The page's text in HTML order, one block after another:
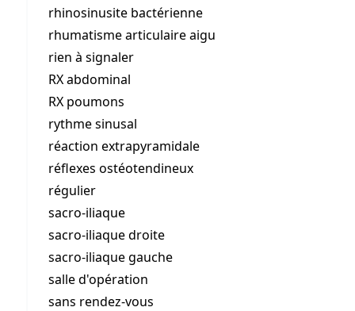
rhinosinusite bactérienne
rhumatisme articulaire aigu
rien à signaler
RX abdominal
RX poumons
rythme sinusal
réaction extrapyramidale
réflexes ostéotendineux
régulier
sacro-iliaque
sacro-iliaque droite
sacro-iliaque gauche
salle d'opération
sans rendez-vous